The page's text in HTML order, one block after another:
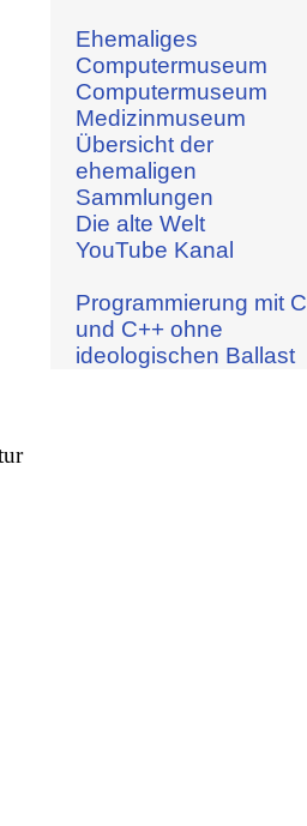
Ehemaliges
Computermuseum
Computermuseum
Medizinmuseum
Übersicht der
ehemaligen
Sammlungen
Die alte Welt
YouTube Kanal
Programmierung mit C
und C++ ohne
ideologischen Ballast